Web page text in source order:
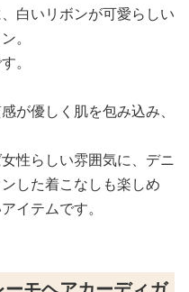
白いリボンが可愛らしい
。
。
が優しく肌を包み込み、
性らしい雰囲気に、デニ
した着こなしも楽しめ
イテムです。